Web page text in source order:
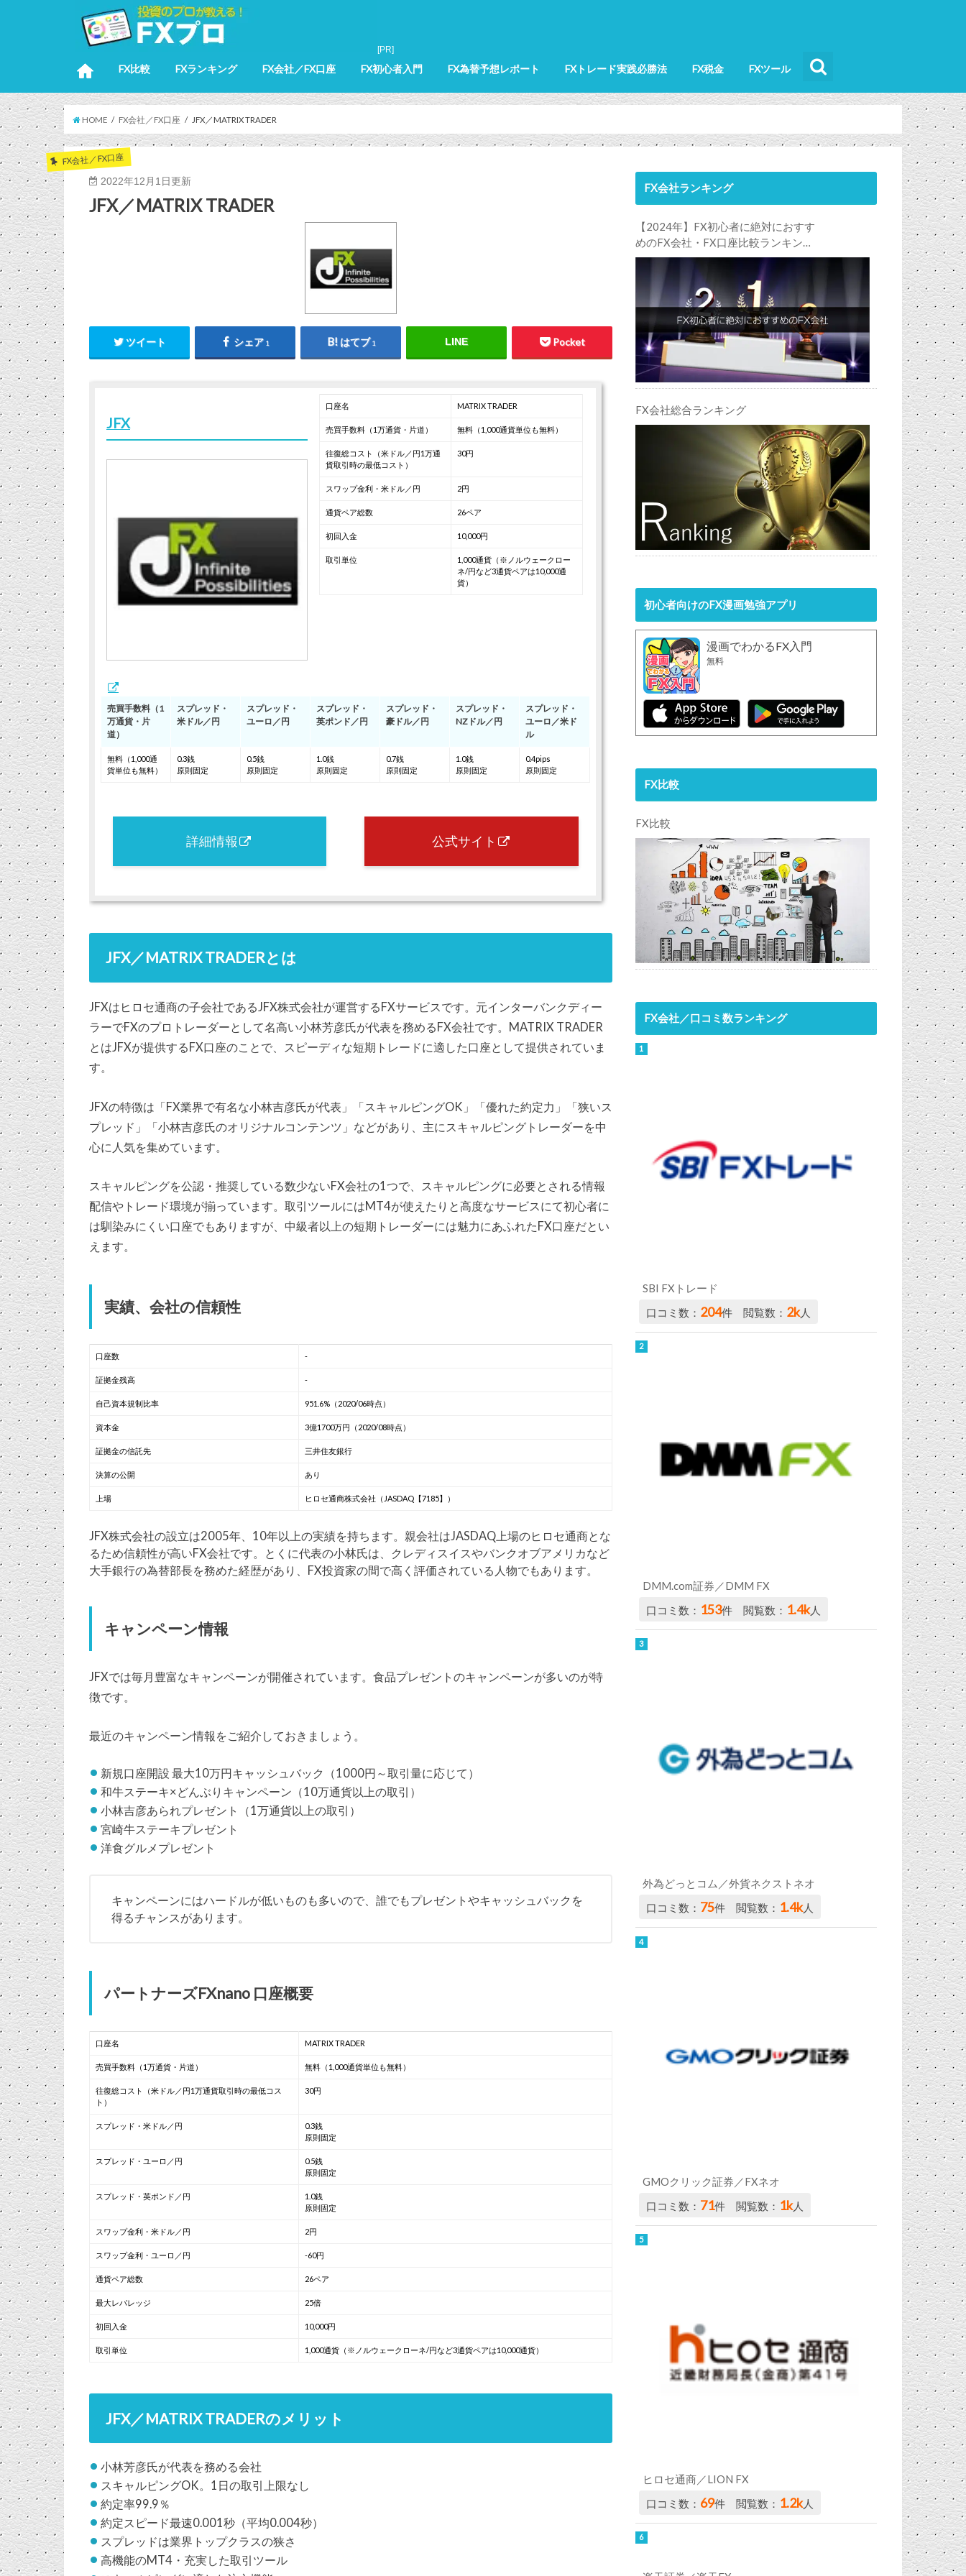
FX比較 FXランキング FX会社／FX口座 FX初心者入門 FX為替予想レポート FXトレード実践必勝法 FX税金 FXツール
HOME FX会社／FX口座 JFX／MATRIX TRADER
FX会社／FX口座
2022年12月1日更新
JFX／MATRIX TRADER
ツイート シェア 1 はてブ 1 LINE Pocket
JFX
口座名 MATRIX TRADER
売買手数料（1万通貨・片道） 無料（1,000通貨単位も無料）
往復総コスト（米ドル／円1万通
貨取引時の最低コスト）
30円
スワップ金利・米ドル／円 2円
通貨ペア総数 26ペア
初回入金 10,000円
取引単位
1,000通貨（※ノルウェークロー
ネ/円など3通貨ペアは10,000通
貨）
売買手数料（1
万通貨・片
道）
スプレッド・
米ドル／円
スプレッド・
ユーロ／円
スプレッド・
英ポンド／円
スプレッド・
豪ドル／円
スプレッド・
NZドル／円
スプレッド・
ユーロ／米ド
ル
無料（1,000通
貨単位も無料）
0.3銭
原則固定
0.5銭
原則固定
1.0銭
原則固定
0.7銭
原則固定
1.0銭
原則固定
0.4pips
原則固定
詳細情報 公式サイト
JFX／MATRIX TRADERとは
JFXはヒロセ通商の子会社であるJFX株式会社が運営するFXサービスです。元インターバンクディー
ラーでFXのプロトレーダーとして名高い小林芳彦氏が代表を務めるFX会社です。MATRIX TRADER
とはJFXが提供するFX口座のことで、スピーディな短期トレードに適した口座として提供されていま
す。
JFXの特徴は「FX業界で有名な小林吉彦氏が代表」「スキャルピングOK」「優れた約定力」「狭いス
プレッド」「小林吉彦氏のオリジナルコンテンツ」などがあり、主にスキャルピングトレーダーを中
心に人気を集めています。
スキャルピングを公認・推奨している数少ないFX会社の1つで、スキャルピングに必要とされる情報
配信やトレード環境が揃っています。取引ツールにはMT4が使えたりと高度なサービスにて初心者に
は馴染みにくい口座でもありますが、中級者以上の短期トレーダーには魅力にあふれたFX口座だとい
えます。
実績、会社の信頼性
口座数 -
証拠金残高 -
自己資本規制比率 951.6%（2020/06時点）
資本金 3億1700万円（2020/08時点）
証拠金の信託先 三井住友銀行
決算の公開 あり
上場 ヒロセ通商株式会社（JASDAQ【7185】）
JFX株式会社の設立は2005年、10年以上の実績を持ちます。親会社はJASDAQ上場のヒロセ通商とな
るため信頼性が高いFX会社です。とくに代表の小林氏は、クレディスイスやバンクオブアメリカなど
大手銀行の為替部長を務めた経歴があり、FX投資家の間で高く評価されている人物でもあります。
キャンペーン情報
JFXでは毎月豊富なキャンペーンが開催されています。食品プレゼントのキャンペーンが多いのが特
徴です。
最近のキャンペーン情報をご紹介しておきましょう。
新規口座開設 最大10万円キャッシュバック（1000円～取引量に応じて）
和牛ステーキ×どんぶりキャンペーン（10万通貨以上の取引）
小林吉彦あられプレゼント（1万通貨以上の取引）
宮崎牛ステーキプレゼント
洋食グルメプレゼント
キャンペーンにはハードルが低いものも多いので、誰でもプレゼントやキャッシュバックを
得るチャンスがあります。
パートナーズFXnano 口座概要
口座名 MATRIX TRADER
売買手数料（1万通貨・片道） 無料（1,000通貨単位も無料）
往復総コスト（米ドル／円1万通貨取引時の最低コス
ト）
30円
スプレッド・米ドル／円
0.3銭
原則固定
スプレッド・ユーロ／円
0.5銭
原則固定
スプレッド・英ポンド／円
1.0銭
原則固定
スワップ金利・米ドル／円 2円
スワップ金利・ユーロ／円 -60円
通貨ペア総数 26ペア
最大レバレッジ 25倍
初回入金 10,000円
取引単位 1,000通貨（※ノルウェークローネ/円など3通貨ペアは10,000通貨）
JFX／MATRIX TRADERのメリット
小林芳彦氏が代表を務める会社
スキャルピングOK。1日の取引上限なし
約定率99.9％
約定スピード最速0.001秒（平均0.004秒）
スプレッドは業界トップクラスの狭さ
高機能のMT4・充実した取引ツール
FX会社ランキング
【2024年】FX初心者に絶対におすす
めのFX会社・FX口座比較ランキン
グ。FX初心者におすすめの理由・注
意点も合わせて解説します！
FX会社総合ランキング
初心者向けのFX漫画勉強アプリ
漫画でわかるFX入門
無料
FX比較
FX比較
FX会社／口コミ数ランキング
SBI FXトレード
口コミ数： 204件 閲覧数： 2k人
DMM.com証券／DMM FX
口コミ数： 153件 閲覧数： 1.4k人
外為どっとコム／外貨ネクストネオ
口コミ数： 75件 閲覧数： 1.4k人
GMOクリック証券／FXネオ
口コミ数： 71件 閲覧数： 1k人
ヒロセ通商／LION FX
口コミ数： 69件 閲覧数： 1.2k人